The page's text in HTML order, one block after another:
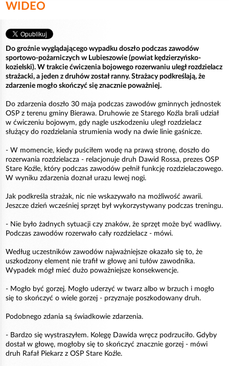
WIDEO
Do groźnie wyglądającego wypadku doszło podczas zawodów
sportowo-pożarniczych w Lubieszowie (powiat kędzierzyńsko-
kozielski). W trakcie ćwiczenia bojowego rozerwaniu uległ rozdzielacz
strażacki, a jeden z druhów został ranny. Strażacy podkreślają, że
zdarzenie mogło skończyć się znacznie poważniej.
Do zdarzenia doszło 30 maja podczas zawodów gminnych jednostek
OSP z terenu gminy Bierawa. Druhowie ze Starego Koźla brali udział
w ćwiczeniu bojowym, gdy nagle uszkodzeniu uległ rozdzielacz
służący do rozdzielania strumienia wody na dwie linie gaśnicze.
- W momencie, kiedy puściłem wodę na prawą stronę, doszło do
rozerwania rozdzielacza - relacjonuje druh Dawid Rossa, prezes OSP
Stare Koźle, który podczas zawodów pełnił funkcję rozdzielaczowego.
W wyniku zdarzenia doznał urazu lewej nogi.
Jak podkreśla strażak, nic nie wskazywało na możliwość awarii.
Jeszcze dzień wcześniej sprzęt był wykorzystywany podczas treningu.
- Nie było żadnych sytuacji czy znaków, że sprzęt może być wadliwy.
Podczas zawodów rozerwało cały rozdzielacz - mówi.
Według uczestników zawodów najważniejsze okazało się to, że
uszkodzony element nie trafił w głowę ani tułów zawodnika.
Wypadek mógł mieć dużo poważniejsze konsekwencje.
- Mogło być gorzej. Mogło uderzyć w twarz albo w brzuch i mogło
się to skończyć o wiele gorzej - przyznaje poszkodowany druh.
Podobnego zdania są świadkowie zdarzenia.
- Bardzo się wystraszyłem. Kolegę Dawida wręcz podrzuciło. Gdyby
dostał w głowę, mogłoby się to skończyć znacznie gorzej - mówi
druh Rafał Piekarz z OSP Stare Koźle.